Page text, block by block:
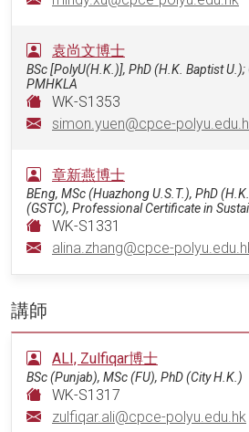
袁尚文博士
BSc [PolyU(H.K.)], PhD (H.K. Baptist U.);
PMHKLA
WK-S1353
simon.yuen@cpce-
章新燕博士
BEng, MSc (Huazhong U.S.T.), PhD
(GSTC), Professional Certificate in
WK-S1331
alina.zhang@cpce-
講師
ALI, Zulfiqar博士
BSc (Punjab), MSc (FU), PhD (City H.K.)
WK-S1317
zulfiqar.ali@cpce-polyu.edu.hk